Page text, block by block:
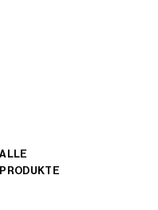
ALLE
PRODUKTE